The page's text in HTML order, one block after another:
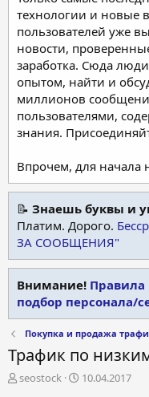
технологии и новые
пользователей уже
новости,
заработка. Сюда
опытом, найти и
миллионов
пользователями,
знания.
Впрочем, для начала
📝 Знаешь буквы и
Платим. Дорого.
ЗА СООБЩЕНИЯ"
Внимание! Правила
подбор персонала/
Покупка и продажа
Трафик по
А
seostock
Д
10.04.2017